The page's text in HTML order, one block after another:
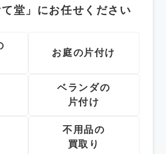
堂」にお任せください
お庭の片付け
ベランダの
片付け
不用品の
買取り